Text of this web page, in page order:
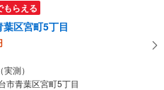
もらえる
区宮町5丁目
（実測）
市青葉区宮町5丁目